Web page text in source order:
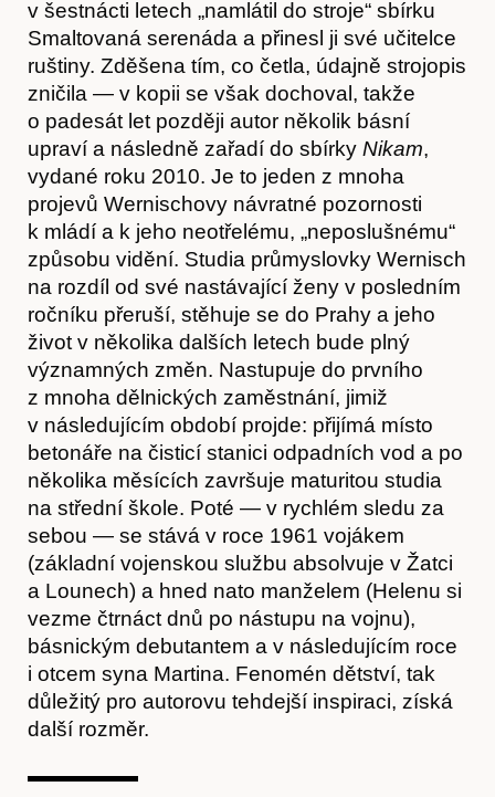
v šestnácti letech „namlátil do stroje“ sbírku
Smaltovaná serenáda a přinesl ji své učitelce
ruštiny. Zděšena tím, co četla, údajně strojopis
zničila — v kopii se však dochoval, takže
o padesát let později autor několik básní
upraví a následně zařadí do sbírky Nikam,
vydané roku 2010. Je to jeden z mnoha
projevů Wernischovy návratné pozornosti
k mládí a k jeho neotřelému, „neposlušnému“
způsobu vidění. Studia průmyslovky Wernisch
na rozdíl od své nastávající ženy v posledním
ročníku přeruší, stěhuje se do Prahy a jeho
život v několika dalších letech bude plný
významných změn. Nastupuje do prvního
z mnoha dělnických zaměstnání, jimiž
v následujícím období projde: přijímá místo
betonáře na čisticí stanici odpadních vod a po
několika měsících završuje maturitou studia
na střední škole. Poté — v rychlém sledu za
sebou — se stává v roce 1961 vojákem
(základní vojenskou službu absolvuje v Žatci
a Lounech) a hned nato manželem (Helenu si
vezme čtrnáct dnů po nástupu na vojnu),
básnickým debutantem a v následujícím roce
i otcem syna Martina. Fenomén dětství, tak
důležitý pro autorovu tehdejší inspiraci, získá
další rozměr.